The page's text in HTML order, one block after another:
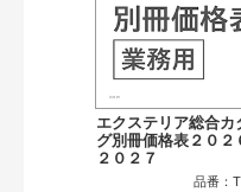
窓・シャッター（102）
インテリア建材（48）
キッチン（37）
洗面化粧室（31）
エクステリア総合カ
グ別冊価格表２０２
２０２７
品番：